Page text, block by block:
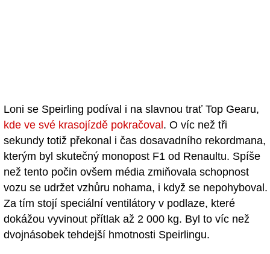
Loni se Speirling podíval i na slavnou trať Top Gearu,
kde ve své krasojízdě pokračoval . O víc než tři
sekundy totiž překonal i čas dosavadního rekordmana,
kterým byl skutečný monopost F1 od Renaultu. Spíše
než tento počin ovšem média zmiňovala schopnost
vozu se udržet vzhůru nohama, i když se nepohyboval.
Za tím stojí speciální ventilátory v podlaze, které
dokážou vyvinout přítlak až 2 000 kg. Byl to víc než
dvojnásobek tehdejší hmotnosti Speirlingu.